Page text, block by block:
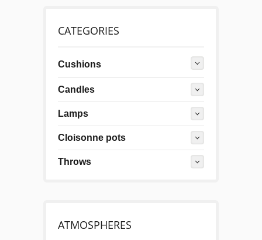
CATEGORIES
Cushions
Candles
Lamps
Cloisonne pots
Throws
ATMOSPHERES